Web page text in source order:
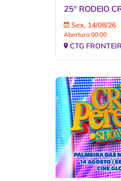
Sex, 14/08/26
Abertura 00:00
CTG